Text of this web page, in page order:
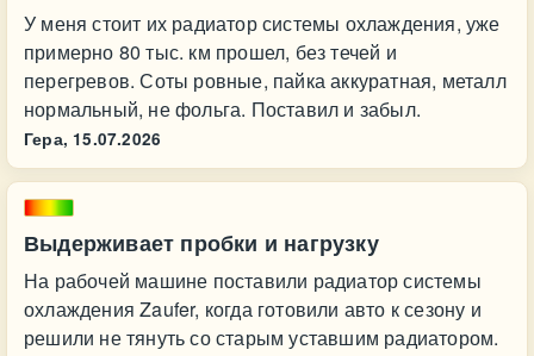
У меня стоит их радиатор системы охлаждения, уже
примерно 80 тыс. км прошел, без течей и
перегревов. Соты ровные, пайка аккуратная, металл
нормальный, не фольга. Поставил и забыл.
Гера, 15.07.2026
Выдерживает пробки и нагрузку
На рабочей машине поставили радиатор системы
охлаждения Zaufer, когда готовили авто к сезону и
решили не тянуть со старым уставшим радиатором.